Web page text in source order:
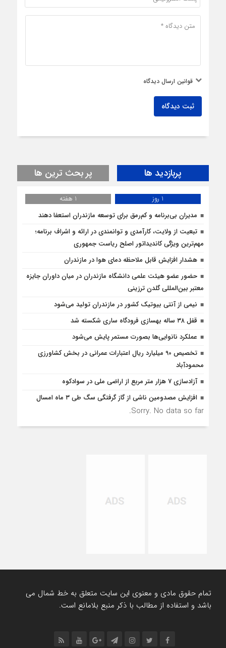
قوانین ارسال دیدگاه
ثبت دیدگاه
پربازدید ها پر بحث ترین ها
1 روز
1 هفته
مدیران بی‌برنامه و کم‌رمق برای توسعه مازندران استعفا دهند
تبعیت از ولایت، کارآمدی و توانمندی در ارائه و اشراف برنامه؛
مهم‌ترین ویژگی کاندیداتور اصلح ریاست جمهوری
هشدار افزایش قابل ملاحظه دمای هوا در مازندران
حضور عضو هیئت علمی دانشگاه مازندران در میان داوران جایزه
معتبر بین‌المللی گلدن ترزینی
نیمی از آنتی بیوتیک کشور در مازندران تولید می‌شود
قفل ۳۸ ساله بهسازی فرودگاه ساری شکسته شد
عملکرد نانوایی‌ها بصورت مستمر پایش می‌شود
تخصیص 90 میلیارد ریال اعتبارات عمرانی در بخش کشاورزی
محمودآباد
آزادسازی 7 هزار متر مربع از اراضی ملی در سوادکوه
افزایش مصدومین ناشی از گاز گرفتگی سگ طی ۳ ماه امسال
Sorry. No data so far.
تمام حقوق مادی و معنوی این سایت متعلق به خط شمال می
باشد و استفاده از مطالب با ذکر منبع بلامانع است.